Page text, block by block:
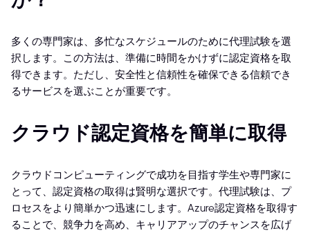
多くの専門家は、多忙なスケジュールのために代理試験を選
択します。この方法は、準備に時間をかけずに認定資格を取
得できます。ただし、安全性と信頼性を確保できる信頼でき
るサービスを選ぶことが重要です。
クラウド認定資格を簡単に取得
クラウドコンピューティングで成功を目指す学生や専門家に
とって、認定資格の取得は賢明な選択です。代理試験は、プ
ロセスをより簡単かつ迅速にします。Azure認定資格を取得す
ることで、競争力を高め、キャリアアップのチャンスを広げ